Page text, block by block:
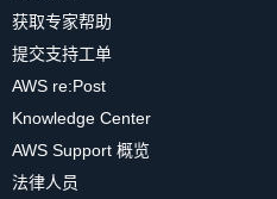
获取专家帮助
提交支持工单
AWS re:Post
Knowledge Center
AWS Support 概览
法律人员